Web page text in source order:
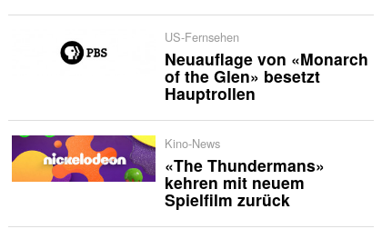
US-Fernsehen
Neuauflage von «Monarch
of the Glen» besetzt
Hauptrollen
Kino-News
«The Thundermans»
kehren mit neuem
Spielfilm zurück